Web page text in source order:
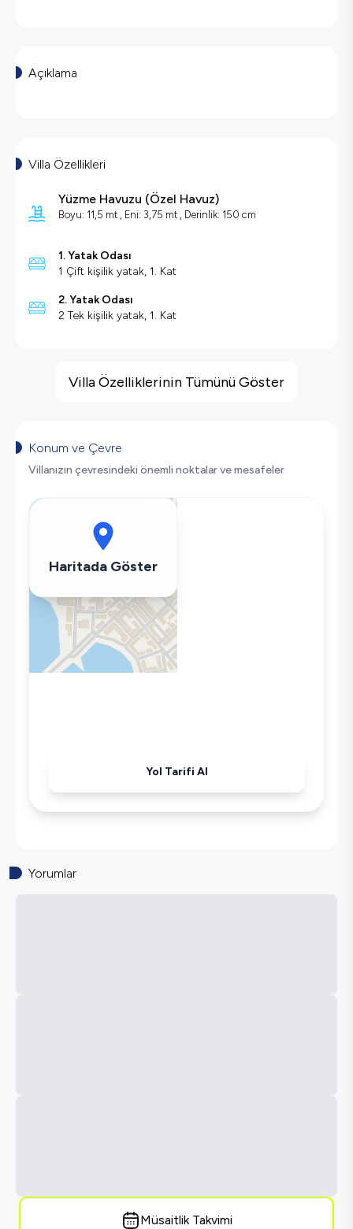
Açıklama
Villa Özellikleri
Yüzme Havuzu (Özel Havuz)
Boyu: 11,5 mt , Eni: 3,75 mt , Derinlik: 150 cm
1. Yatak Odası
1 Çift kişilik yatak, 1. Kat
2. Yatak Odası
2 Tek kişilik yatak, 1. Kat
Barbekü
Spor Salonu
Langırt
Masa Tenisi
Saç Kurutma Makinası
Bulaşık Makinesi
Çamaşır Makinesi
Buzdolabı
Villa Özelliklerinin Tümünü Göster
Konum ve Çevre
Villanızın çevresindeki önemli noktalar ve mesafeler
Haritada Göster
Yol Tarifi Al
Yorumlar
Müsaitlik Takvimi